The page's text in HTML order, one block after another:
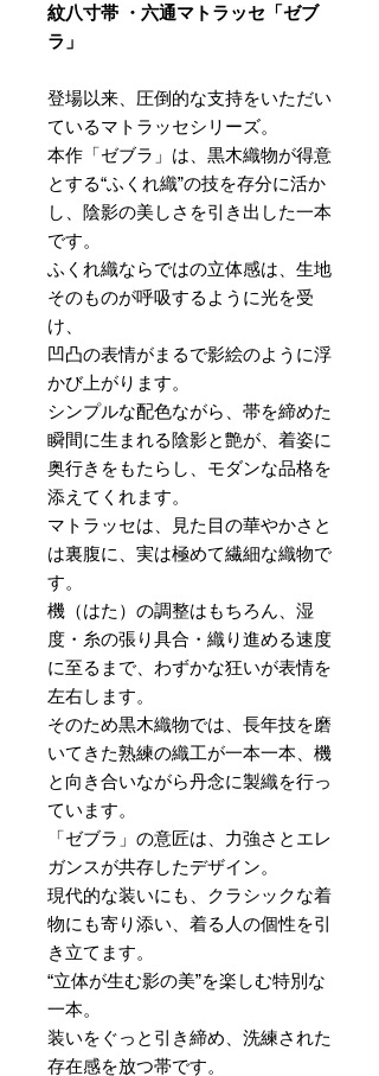
紋八寸帯 ・六通マトラッセ「ゼブ
ラ」
登場以来、圧倒的な支持をいただい
ているマトラッセシリーズ。
本作「ゼブラ」は、黒木織物が得意
とする“ふくれ織”の技を存分に活か
し、陰影の美しさを引き出した一本
です。
ふくれ織ならではの立体感は、生地
そのものが呼吸するように光を受
け、
凹凸の表情がまるで影絵のように浮
かび上がります。
シンプルな配色ながら、帯を締めた
瞬間に生まれる陰影と艶が、着姿に
奥行きをもたらし、モダンな品格を
添えてくれます。
マトラッセは、見た目の華やかさと
は裏腹に、実は極めて繊細な織物で
す。
機（はた）の調整はもちろん、湿
度・糸の張り具合・織り進める速度
に至るまで、わずかな狂いが表情を
左右します。
そのため黒木織物では、長年技を磨
いてきた熟練の織工が一本一本、機
と向き合いながら丹念に製織を行っ
ています。
「ゼブラ」の意匠は、力強さとエレ
ガンスが共存したデザイン。
現代的な装いにも、クラシックな着
物にも寄り添い、着る人の個性を引
き立てます。
“立体が生む影の美”を楽しむ特別な
一本。
装いをぐっと引き締め、洗練された
存在感を放つ帯です。